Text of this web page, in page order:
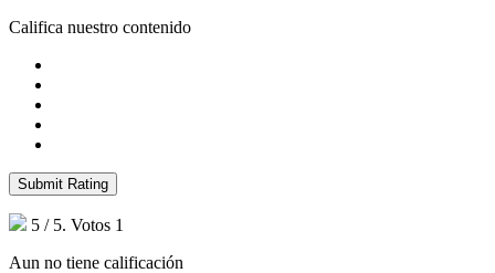
Califica nuestro contenido
Submit Rating
5 / 5. Votos 1
Aun no tiene calificación